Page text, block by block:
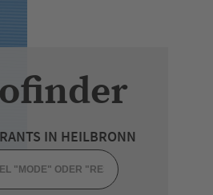
IN HEILBRONN